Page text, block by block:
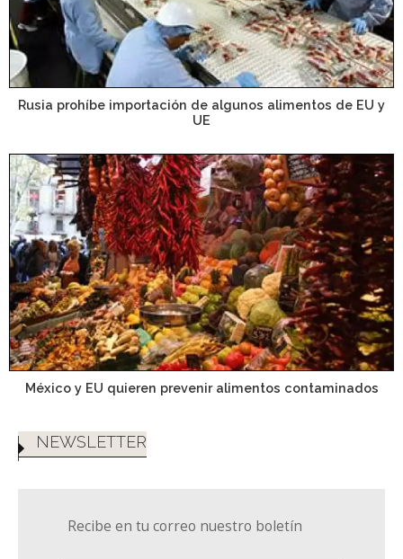
Rusia prohíbe importación de algunos alimentos de EU y
UE
México y EU quieren prevenir alimentos contaminados
NEWSLETTER
Recibe en tu correo nuestro boletín